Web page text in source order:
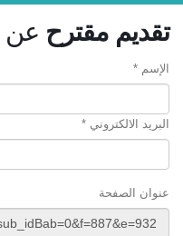
تقديم مقترح عن
الإسم *
البريد الالكتروني *
عنوان الصفحة